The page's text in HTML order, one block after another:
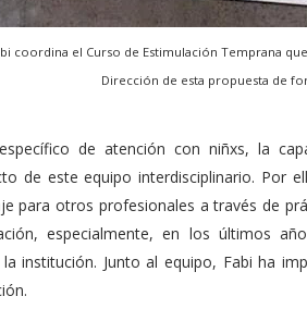
coordina el Curso de Estimulación Temprana
Dirección de esta propuesta de
de atención con niñxs, la
de este equipo interdisciplinario. Por
para otros profesionales a través de
especialmente, en los últimos
institución. Junto al equipo, Fabi ha